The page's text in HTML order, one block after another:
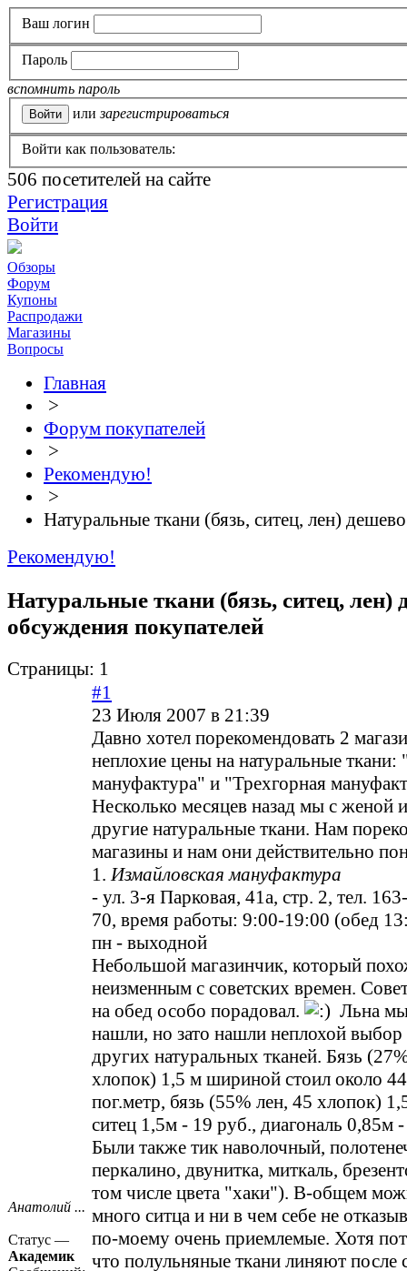
Ваш логин
Пароль
вспомнить пароль
или зарегистрироваться
Войти как пользователь:
506 посетителей на сайте
Регистрация
Войти
Обзоры
Форум
Купоны
Распродажи
Магазины
Вопросы
Главная
>
Форум покупателей
>
Рекомендую!
>
Натуральные ткани (бязь, ситец, лен) дешево
Рекомендую!
Натуральные ткани (бязь, ситец, лен)
обсуждения покупателей
Страницы: 1
Анатолий ...
Статус —
Академик
#1
23 Июля 2007 в 21:39
Давно хотел порекомендовать 2
неплохие цены на натуральные ткани:
мануфактура" и "Трехгорная
Несколько месяцев назад мы с женой
другие натуральные ткани. Нам
магазины и нам они действительно
1.Измайловская мануфактура
- ул. 3-я Парковая, 41а, стр. 2, тел.
70, время работы: 9:00-19:00 (обед
пн - выходной
Небольшой магазинчик, который
неизменным с советских времен.
на обед особо порадовал.
Льна
нашли, но зато нашли неплохой
других натуральных тканей. Бязь
хлопок) 1,5 м шириной стоил около
пог.метр, бязь (55% лен, 45 хлопок)
ситец 1,5м - 19 руб., диагональ 0,85м
Были также тик наволочный,
перкалино, двунитка, миткаль,
том числе цвета "хаки"). В-общем
много ситца и ни в чем себе не
по-моему очень приемлемые. Хотя
что полульняные ткани линяют после